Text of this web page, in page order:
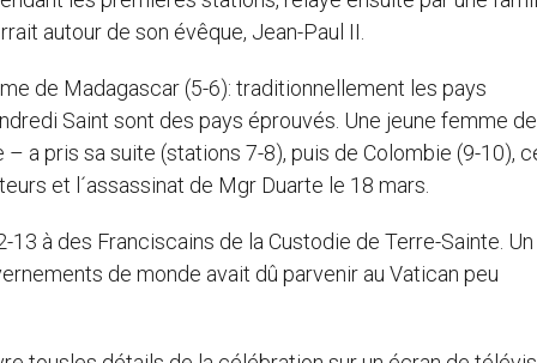
autour de son évêque, Jean-Paul II.
de Madagascar (5-6): traditionnellement les pays
Saint sont des pays éprouvés. Une jeune femme de
a pris sa suite (stations 7-8), puis de Colombie (9-10),
et l´assassinat de Mgr Duarte le 18 mars.
à des Franciscains de la Custodie de Terre-Sainte.
de monde avait dû parvenir au Vatican peu